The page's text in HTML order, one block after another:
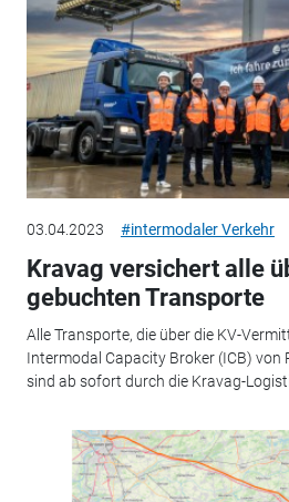
03.04.2023 #intermodaler Verkehr
Kravag versichert alle
gebuchten Transporte
Alle Transporte, die über die KV-
Intermodal Capacity Broker (ICB) von
sind ab sofort durch die Kravag-